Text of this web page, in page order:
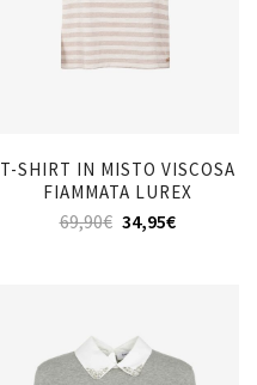
T-SHIRT IN MISTO VISCOSA
FIAMMATA LUREX
69,90€ 34,95€